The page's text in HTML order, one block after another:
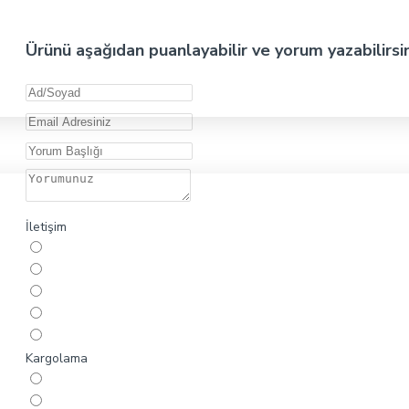
Ürünü aşağıdan puanlayabilir ve yorum
İletişim
Kargolama